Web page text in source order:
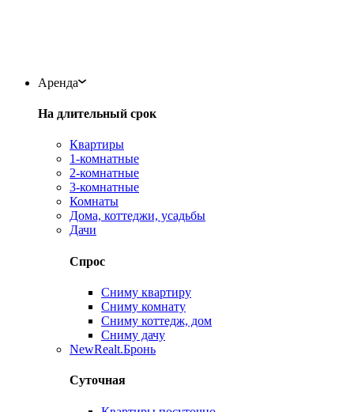
Аренда
На длительный срок
Квартиры
1-комнатные
2-комнатные
3-комнатные
Комнаты
Дома, коттеджи, усадьбы
Дачи
Спрос
Сниму квартиру
Сниму комнату
Сниму коттедж, дом
Сниму дачу
NewRealt.Бронь
Суточная